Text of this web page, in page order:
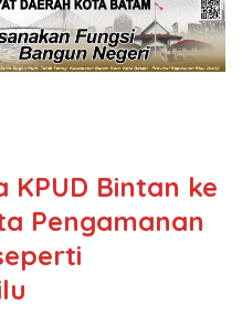
Bintan ke
Pengamanan